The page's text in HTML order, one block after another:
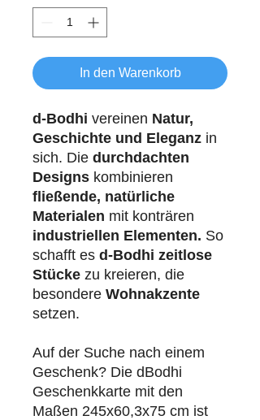
In den Warenkorb
d-Bodhi vereinen Natur,
Geschichte und Eleganz in
sich. Die durchdachten
Designs kombinieren
fließende, natürliche
Materialen mit konträren
industriellen Elementen. So
schafft es d-Bodhi zeitlose
Stücke zu kreieren, die
besondere Wohnakzente
setzen.
Auf der Suche nach einem
Geschenk? Die dBodhi
Geschenkkarte mit den
Maßen 245x60,3x75 cm ist